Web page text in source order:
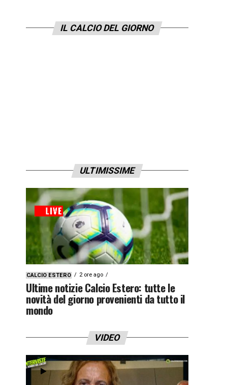
IL CALCIO DEL GIORNO
ULTIMISSIME
CALCIO ESTERO 2 ore ago
Ultime notizie Calcio Estero: tutte le
novità del giorno provenienti da tutto il
mondo
VIDEO